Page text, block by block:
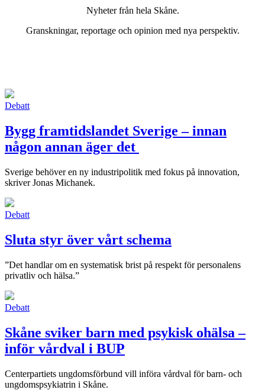
Nyheter från hela Skåne.
Granskningar, reportage och opinion med nya perspektiv.
Debatt
Bygg framtidslandet Sverige – innan
någon annan äger det
Sverige behöver en ny industripolitik med fokus på innovation,
skriver Jonas Michanek.
Debatt
Sluta styr över vårt schema
”Det handlar om en systematisk brist på respekt för personalens
privatliv och hälsa.”
Debatt
Skåne sviker barn med psykisk ohälsa –
inför vårdval i BUP
Centerpartiets ungdomsförbund vill införa vårdval för barn- och
ungdomspsykiatrin i Skåne.